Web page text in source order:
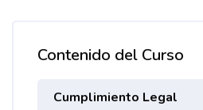
Contenido del Curso
Cumplimiento Legal